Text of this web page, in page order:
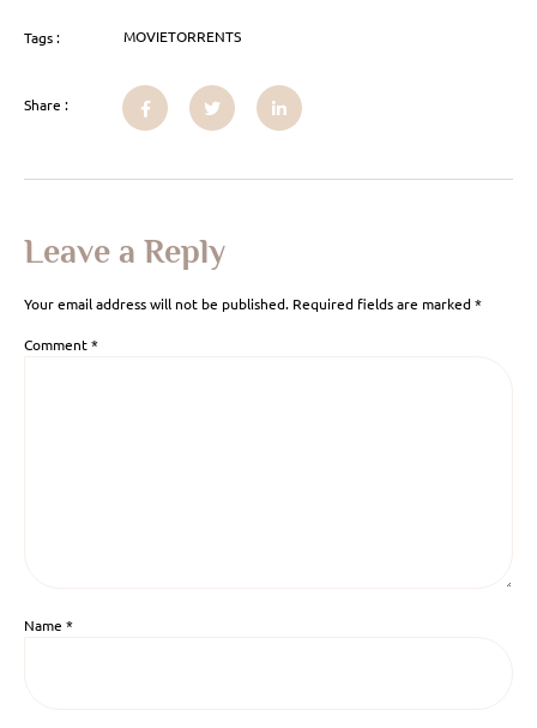
Tags : MOVIETORRENTS
Share :
Leave a Reply
Your email address will not be published. Required fields are marked*
Comment*
Name *